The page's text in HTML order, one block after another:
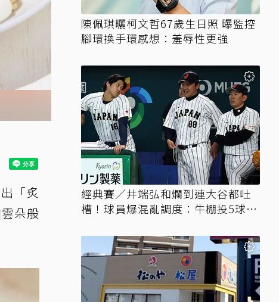
「炙
朵般
陳佩琪曬柯文哲67歲生日照 曝監控
腳環換手環感想：羞辱性更強
經典賽／井端弘和爛到連大谷都吐
槽！球員爆混亂調度：牛棚投5球就